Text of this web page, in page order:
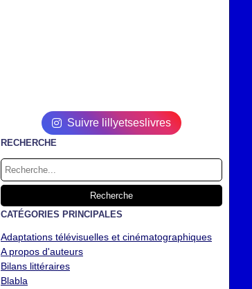
Suivre lillyetseslivres
RECHERCHE
CATÉGORIES PRINCIPALES
Adaptations télévisuelles et cinématographiques
A propos d'auteurs
Bilans littéraires
Blabla